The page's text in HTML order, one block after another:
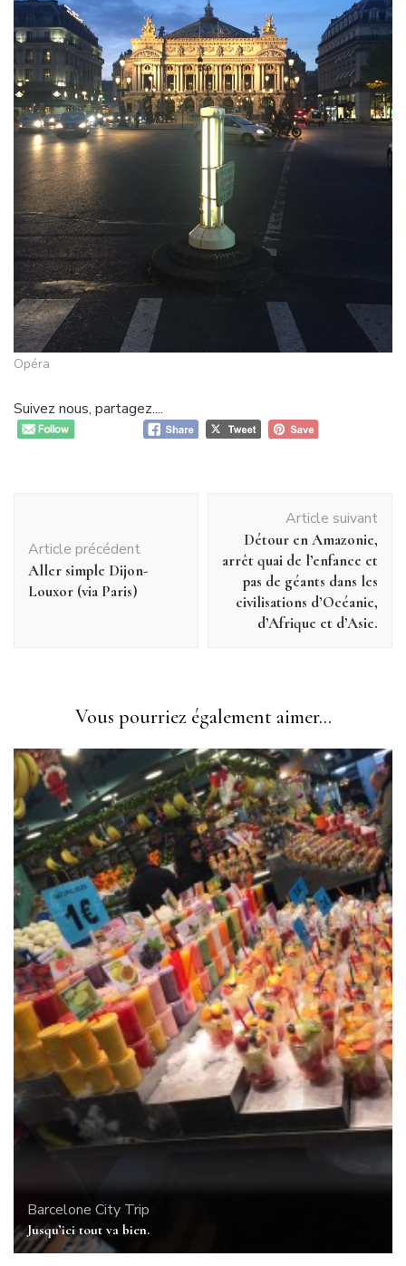
Opéra
Suivez nous, partagez....
Article précédent
Aller simple Dijon-
Louxor (via Paris)
Article suivant
Détour en Amazonie,
arrêt quai de l’enfance et
pas de géants dans les
civilisations d’Océanie,
d’Afrique et d’Asie.
Vous pourriez également aimer...
Barcelone City Trip
Jusqu’ici tout va bien.